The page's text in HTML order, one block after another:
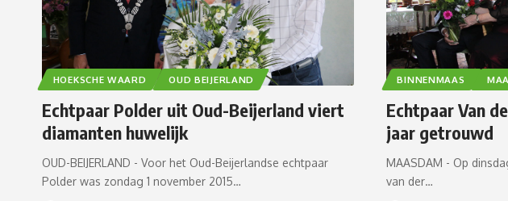
HOEKSCHE WAARD OUD BEIJERLAND
Echtpaar Polder uit Oud-Beijerland viert
diamanten huwelijk
OUD-BEIJERLAND - Voor het Oud-Beijerlandse echtpaar
Polder was zondag 1 november 2015…
BINNENMAAS
Echtpaar Van
jaar getrouwd
MAASDAM - Op
van der…